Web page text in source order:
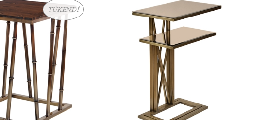
TÜKENDİ